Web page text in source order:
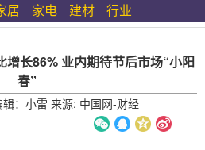
居 家电 建材 行业
增长86% 业内期待节后市场“小阳
春”
：小雷 来源: 中国网-财经